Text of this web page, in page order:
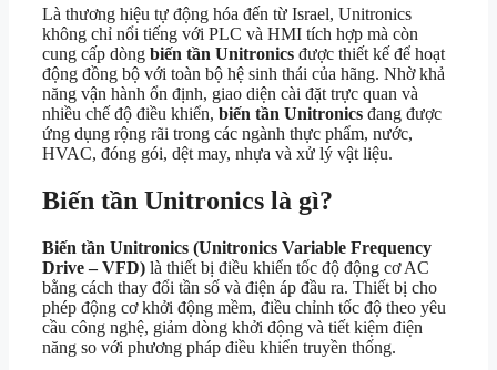
Là thương hiệu tự động hóa đến từ Israel, Unitronics
không chỉ nổi tiếng với PLC và HMI tích hợp mà còn
cung cấp dòng biến tần Unitronics được thiết kế để hoạt
động đồng bộ với toàn bộ hệ sinh thái của hãng. Nhờ khả
năng vận hành ổn định, giao diện cài đặt trực quan và
nhiều chế độ điều khiển, biến tần Unitronics đang được
ứng dụng rộng rãi trong các ngành thực phẩm, nước,
HVAC, đóng gói, dệt may, nhựa và xử lý vật liệu.
Biến tần Unitronics là gì?
Biến tần Unitronics (Unitronics Variable Frequency
Drive – VFD) là thiết bị điều khiển tốc độ động cơ AC
bằng cách thay đổi tần số và điện áp đầu ra. Thiết bị cho
phép động cơ khởi động mềm, điều chỉnh tốc độ theo yêu
cầu công nghệ, giảm dòng khởi động và tiết kiệm điện
năng so với phương pháp điều khiển truyền thống.